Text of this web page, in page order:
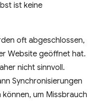
ist keine
oft abgeschlossen,
Website geöffnet hat.
nicht sinnvoll.
Synchronisierungen
um Missbrauch